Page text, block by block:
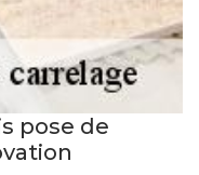
pose de